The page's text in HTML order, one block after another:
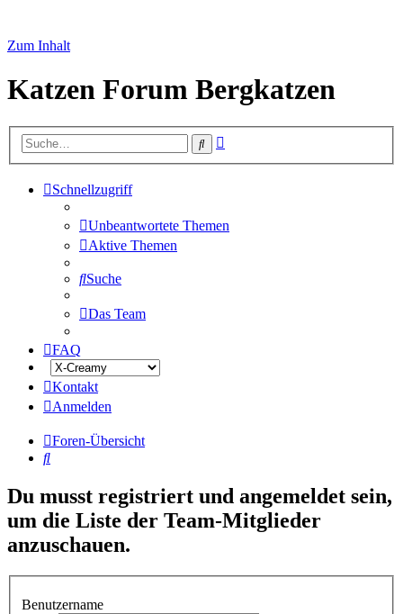
Zum Inhalt
Katzen Forum Bergkatzen
Suche
Schnellzugriff
Unbeantwortete Themen
Aktive Themen
Suche
Das Team
FAQ
Kontakt
Anmelden
Foren-Übersicht
Suche
Du musst registriert und angemeldet sein,
um die Liste der Team-Mitglieder
anzuschauen.
Benutzername